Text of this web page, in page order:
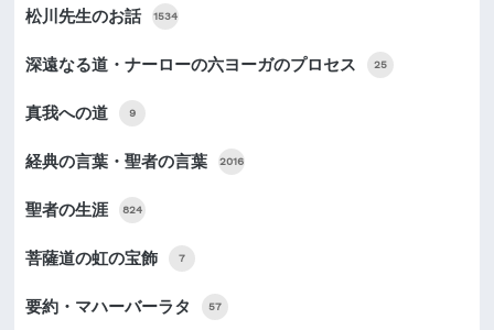
松川先生のお話 1534
深遠なる道・ナーローの六ヨーガのプロセス 25
真我への道 9
経典の言葉・聖者の言葉 2016
聖者の生涯 824
菩薩道の虹の宝飾 7
要約・マハーバーラタ 57